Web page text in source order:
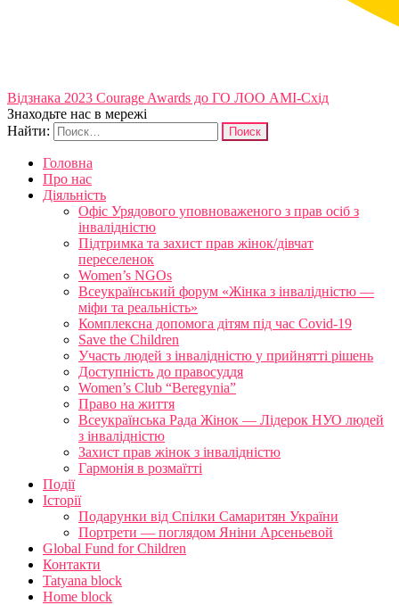
Відзнака 2023 Courage Awards до ГО ЛОО АМІ-Схід
Знаходьте нас в мережі
Найти:
Головна
Про нас
Діяльність
Офіс Урядового уповноваженого з прав осіб з
інвалідністю
Підтримка та захист прав жінок/дівчат
переселенок
Women’s NGOs
Всеукраїнський форум «Жінка з інвалідністю —
міфи та реальність»
Комплексна допомога дітям під час Covid-19
Save the Children
Участь людей з інвалідністю у прийнятті рішень
Доступність до правосуддя
Women’s Club “Beregynia”
Право на життя
Всеукраїнська Рада Жінок — Лідерок НУО людей
з інвалідністю
Захист прав жінок з інвалідністю
Гармонія в розмаїтті
Події
Історії
Подарунки від Спілки Самаритян України
Портрети — поглядом Яніни Арсеньевой
Global Fund for Children
Контакти
Tatyana block
Home block